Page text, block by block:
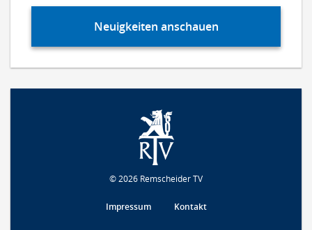
Neuigkeiten anschauen
© 2026 Remscheider TV
Impressum Kontakt